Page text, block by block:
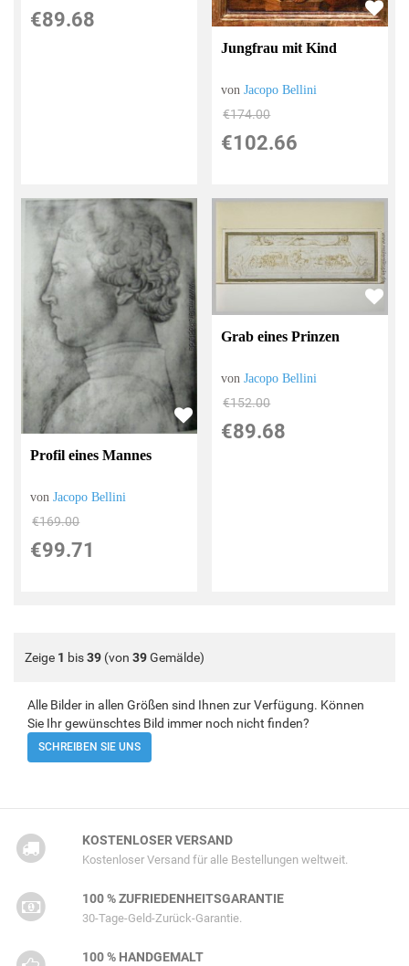
€89.68
Jungfrau mit Kind
vonJacopo Bellini
€174.00
€102.66
Profil eines Mannes
vonJacopo Bellini
€169.00
€99.71
Grab eines Prinzen
vonJacopo Bellini
€152.00
€89.68
Zeige 1 bis39 (von 39Gemälde)
Alle Bilder in allen Größen sind Ihnen zur Verfügung. Können
Sie Ihr gewünschtes Bild immer noch nicht finden?
SCHREIBEN SIE UNS
KOSTENLOSER VERSAND
Kostenloser Versand für alle Bestellungen weltweit.
100 % ZUFRIEDENHEITSGARANTIE
30-Tage-Geld-Zurück-Garantie.
100 % HANDGEMALT